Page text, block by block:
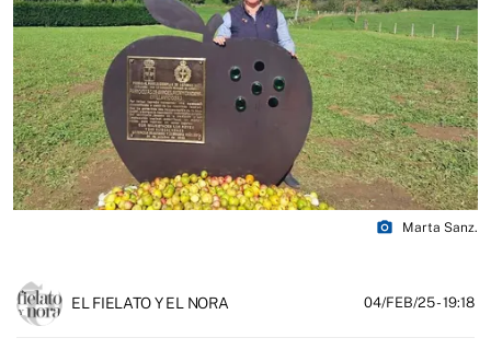
photo_camera Marta Sanz.
EL FIELATO Y EL NORA 04/FEB/25- 19:18